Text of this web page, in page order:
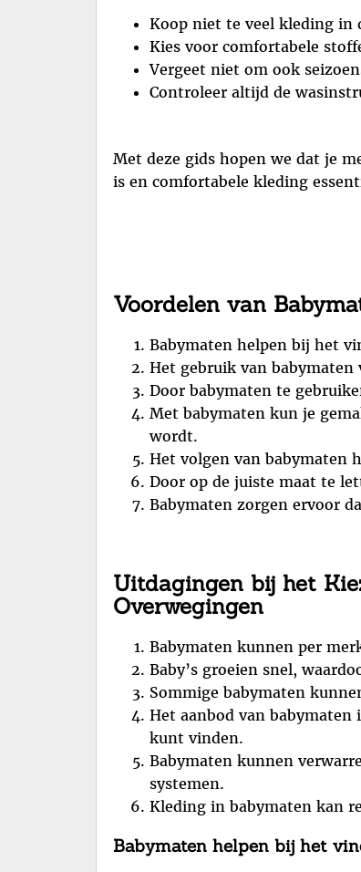
Koop niet te veel kleding in
Kies voor comfortabele
Vergeet niet om ook
Controleer altijd de
Met deze gids hopen we dat je
is en comfortabele kleding
Voordelen van
Babymaten helpen bij het
Het gebruik van
Door babymaten te
Met babymaten kun je
wordt.
Het volgen van babymaten
Door op de juiste maat te
Babymaten zorgen ervoor
Uitdagingen bij het
Overwegingen
Babymaten kunnen per
Baby’s groeien snel,
Sommige babymaten
Het aanbod van
kunt vinden.
Babymaten kunnen
systemen.
Kleding in babymaten kan
Babymaten helpen bij het